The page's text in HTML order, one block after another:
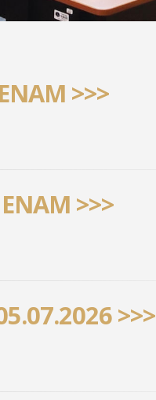
>>>
>>>
>>>